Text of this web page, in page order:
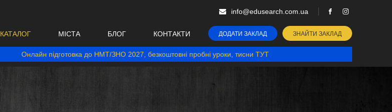
info@edusearch.com.ua
КАТАЛОГ МІСТА БЛОГ КОНТАКТИ ДОДАТИ ЗАКЛАД ЗНАЙТИ ЗАКЛАД
Онлайн підготовка до НМТ/ЗНО 2027, безкоштовні пробні уроки, тисни ТУТ